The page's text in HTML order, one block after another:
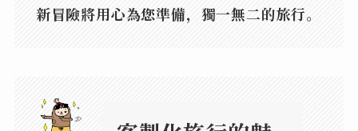
新冒險將用心為您準備，獨一無二的旅行。